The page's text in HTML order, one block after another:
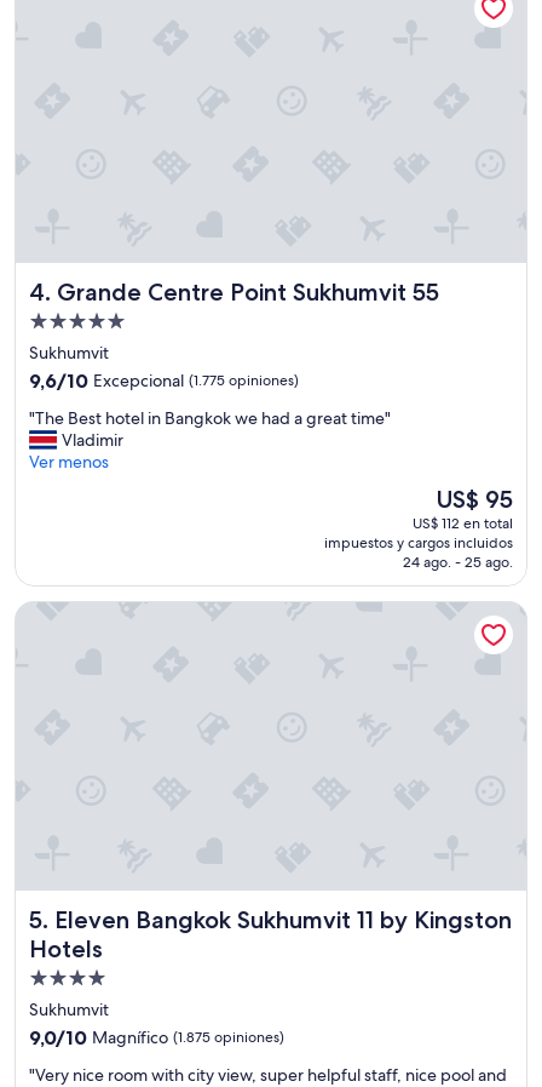
a
p
r
i
v
a
d
a
f
u
l
4. Grande Centre Point Sukhumvit 55
Grande Centre Point Sukhumvit 55
Propiedad
de
5.0
Sukhumvit
9.6
10,
Excepcional,
(1.775
9,6/10 Excepcional (1.775 opiniones)
"
T
h
h
w
e
h
a
d
a
g
r
e
"The Best hotel in Bangkok we had a great time"
Vladimir
Ver menos
El
precio
actual
es
de
US$ 95
US$ 95
US$ 112 en total
impuestos y cargos incluidos
24 ago. - 25 ago.
5. Eleven Bangkok Sukhumvit 11 by Kingston
Hotels
Eleven Bangkok Sukhumvit 11 by Kingston Hotels
Propiedad
de
4.0
estrellas
Sukhumvit
9.0
10,
9,0/10 Magnífico (1.875 opiniones)
""Very nice room with city view, super helpful staff, nice pool and
Eleven Bangkok Sukhumvit 11 by Kingston Hotels